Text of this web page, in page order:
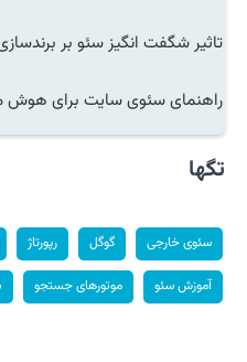
تاثیر شگفت انگیز سئو بر
راهنمای سئوی سایت برای هوش
تگها
سئوی خارجی گوگل رپورتاژ
آموزش سئو موتورهای جستجو